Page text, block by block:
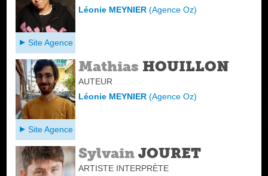
Léonie MEYNIER(Agence Oz)
Site Agence
Mathias HOUILLON
AUTEUR
Léonie MEYNIER(Agence Oz)
Site Agence
Sylvain JOURET
ARTISTE INTERPRÈTE